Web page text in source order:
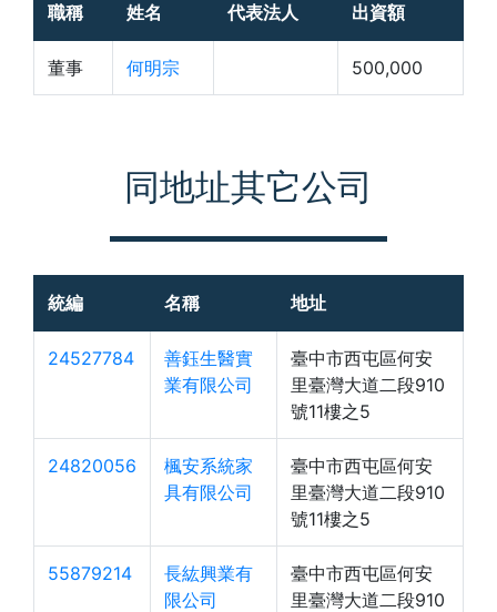
職稱 姓名 代表法人 出資額
董事 何明宗 500,000
同地址其它公司
統編 名稱 地址
24527784
善鈺生醫實
業有限公司
臺中市西屯區何安
里臺灣大道二段910
號11樓之5
24820056
楓安系統家
具有限公司
臺中市西屯區何安
里臺灣大道二段910
號11樓之5
55879214
長紘興業有
限公司
臺中市西屯區何安
里臺灣大道二段910